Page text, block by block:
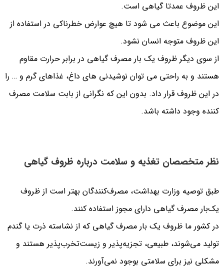
این ظروف عمدتا گیاهی است.
این موضوع باعث می شود تا هیچ عوارض خطرناکی در استفاده از
این ظروف متوجه انسان نشود.
از سوی دیگر ظروف یک بار مصرف گیاهی در برابر حرارت مقاوم
هستند و به راحتی می توان نوشیدنی های داغ، غذاهای گرم و … را
در این ظروف قرار داد. بدون این که نگرانی از بابت سلامت مصرف
کننده وجود داشته باشد.
نظر متخصصان تغذیه و سلامت درباره ظروف گیاهی
طبق توصیه وزارت بهداشت، مصرف‌کنندگان بهتر است از ظروف
یک‌بار مصرف گیاهی دارای مجوز استفاده کنند.
در کشور ما ظروف یک‌ بار مصرف گیاهی که از نشاسته ذرت یا گندم
تولید می‌شوند، طبیعی، تجزیه‌پذیر و زیست‌تخرب‌پذیر هستند و
مشکلی نیز برای سلامتی بوجود نمی‌آورند.